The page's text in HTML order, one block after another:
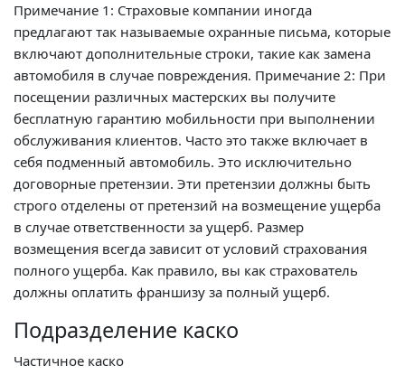
Примечание 1: Страховые компании иногда
предлагают так называемые охранные письма, которые
включают дополнительные строки, такие как замена
автомобиля в случае повреждения. Примечание 2: При
посещении различных мастерских вы получите
бесплатную гарантию мобильности при выполнении
обслуживания клиентов. Часто это также включает в
себя подменный автомобиль. Это исключительно
договорные претензии. Эти претензии должны быть
строго отделены от претензий на возмещение ущерба
в случае ответственности за ущерб. Размер
возмещения всегда зависит от условий страхования
полного ущерба. Как правило, вы как страхователь
должны оплатить франшизу за полный ущерб.
Подразделение каско
Частичное каско